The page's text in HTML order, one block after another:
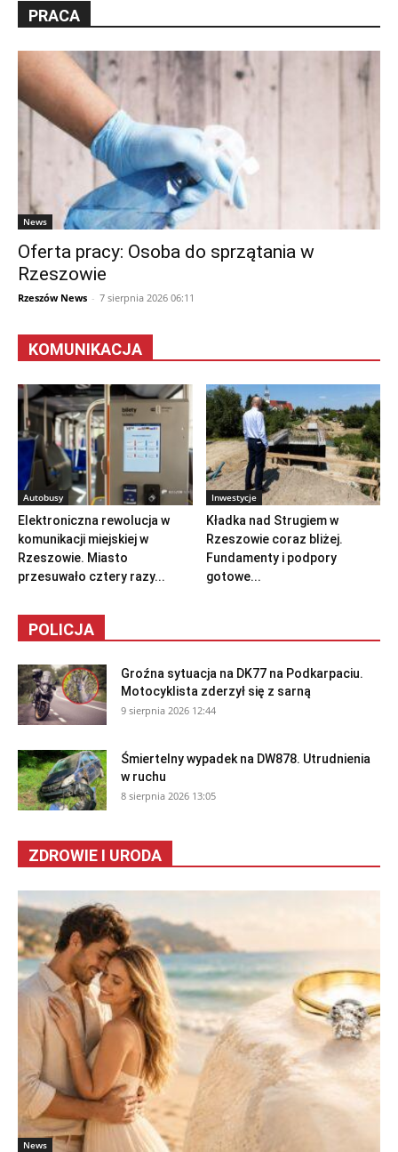
PRACA
News
Oferta pracy: Osoba do sprzątania w
Rzeszowie
Rzeszów News - 7 sierpnia 2026 06:11
KOMUNIKACJA
Autobusy
Elektroniczna rewolucja w
komunikacji miejskiej w
Rzeszowie. Miasto
przesuwało cztery razy...
Inwestycje
Kładka nad Strugiem w
Rzeszowie coraz bliżej.
Fundamenty i podpory
gotowe...
POLICJA
Groźna sytuacja na DK77 na Podkarpaciu.
Motocyklista zderzył się z sarną
9 sierpnia 2026 12:44
Śmiertelny wypadek na DW878. Utrudnienia
w ruchu
8 sierpnia 2026 13:05
ZDROWIE I URODA
News